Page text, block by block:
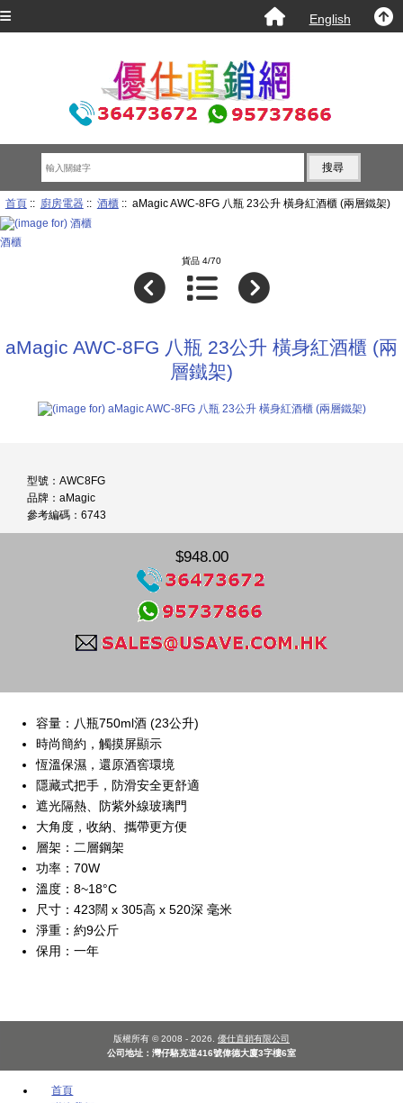
English
首頁:: 廚房電器:: 酒櫃:: aMagic AWC-8FG 八瓶 23公升 橫身紅酒櫃 (兩層鐵架)
酒櫃
貨品 4/70
aMagic AWC-8FG 八瓶 23公升 橫身紅酒櫃 (兩
層鐵架)
型號：AWC8FG
品牌：aMagic
參考編碼：6743
$948.00
容量：八瓶750ml酒 (23公升)
時尚簡約，觸摸屏顯示
恆溫保濕，還原酒窖環境
隱藏式把手，防滑安全更舒適
遮光隔熱、防紫外線玻璃門
大角度，收納、攜帶更方便
層架：二層鋼架
功率：70W
溫度：8~18°C
尺寸：423闊 x 305高 x 520深 毫米
淨重：約9公斤
保用：一年
版權所有 © 2008 - 2026. 優仕直銷有限公司
公司地址：灣仔駱克道416號偉德大廈3字樓6室
首頁